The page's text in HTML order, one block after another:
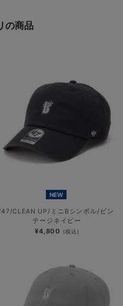
の商品
NEW
’47/CLEAN UP/ミニBシンボル/ビン
テージネイビー
¥4,800 (税込)